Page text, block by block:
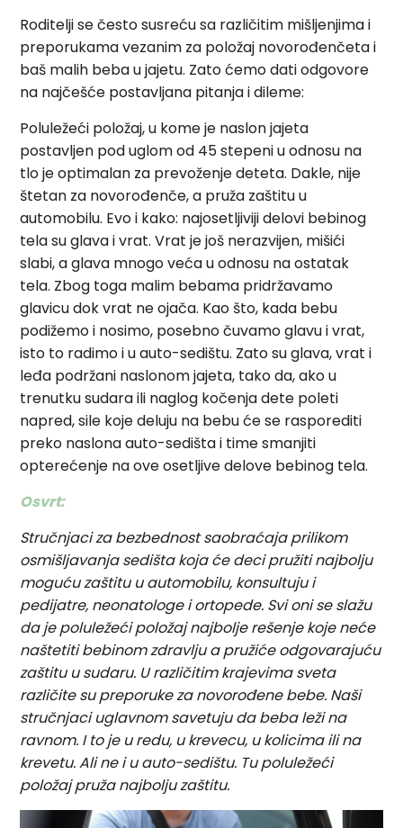
Roditelji se često susreću sa različitim mišljenjima i
preporukama vezanim za položaj novorođenčeta i
baš malih beba u jajetu. Zato ćemo dati odgovore
na najčešće postavljana pitanja i dileme:
Poluležeći položaj, u kome je naslon jajeta
postavljen pod uglom od 45 stepeni u odnosu na
tlo je optimalan za prevoženje deteta. Dakle, nije
štetan za novorođenče, a pruža zaštitu u
automobilu. Evo i kako: najosetljiviji delovi bebinog
tela su glava i vrat. Vrat je još nerazvijen, mišići
slabi, a glava mnogo veća u odnosu na ostatak
tela. Zbog toga malim bebama pridržavamo
glavicu dok vrat ne ojača. Kao što, kada bebu
podižemo i nosimo, posebno čuvamo glavu i vrat,
isto to radimo i u auto-sedištu. Zato su glava, vrat i
leđa podržani naslonom jajeta, tako da, ako u
trenutku sudara ili naglog kočenja dete poleti
napred, sile koje deluju na bebu će se rasporediti
preko naslona auto-sedišta i time smanjiti
opterećenje na ove osetljive delove bebinog tela.
Osvrt:
Stručnjaci za bezbednost saobraćaja prilikom
osmišljavanja sedišta koja će deci pružiti najbolju
moguću zaštitu u automobilu, konsultuju i
pedijatre, neonatologe i ortopede. Svi oni se slažu
da je poluležeći položaj najbolje rešenje koje neće
naštetiti bebinom zdravlju a pružiće odgovarajuću
zaštitu u sudaru. U različitim krajevima sveta
različite su preporuke za novorođene bebe. Naši
stručnjaci uglavnom savetuju da beba leži na
ravnom. I to je u redu, u krevecu, u kolicima ili na
krevetu. Ali ne i u auto-sedištu. Tu poluležeći
položaj pruža najbolju zaštitu.